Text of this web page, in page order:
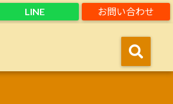
お問い合わせ
LINE